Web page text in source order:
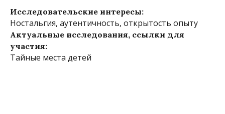
Исследовательские интересы:
Ностальгия, аутентичность, открытость опыту
Актуальные исследования, ссылки для
участия:
Тайные места детей